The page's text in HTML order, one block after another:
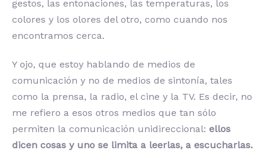
gestos, las entonaciones, las temperaturas, los
colores y los olores del otro, como cuando nos
encontramos cerca.
Y ojo, que estoy hablando de medios de
comunicación y no de medios de sintonía, tales
como la prensa, la radio, el cine y la TV. Es decir, no
me refiero a esos otros medios que tan sólo
permiten la comunicación unidireccional: ellos
dicen cosas y uno se limita a leerlas, a escucharlas.